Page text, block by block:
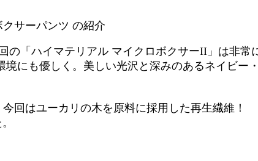
サーパンツ の紹介
の「ハイマテリアル マイクロボクサーII」は非
にも優しく。美しい光沢と深みのあるネイビー
回はユーカリの木を原料に採用した再生繊維！